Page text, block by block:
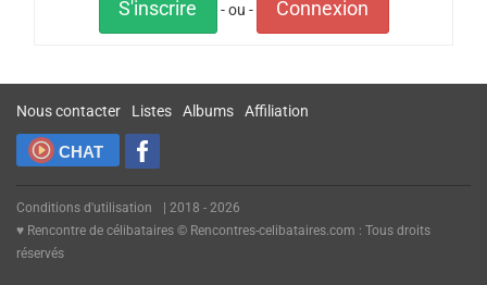
S'inscrire - ou - Connexion
Nous contacter Listes Albums Affiliation
CHAT
Conditions d'utilisation
| 2018 - 2026
♥ Rencontre de célibataires © Rencontres-celibataires.com : Tous droits
réservés